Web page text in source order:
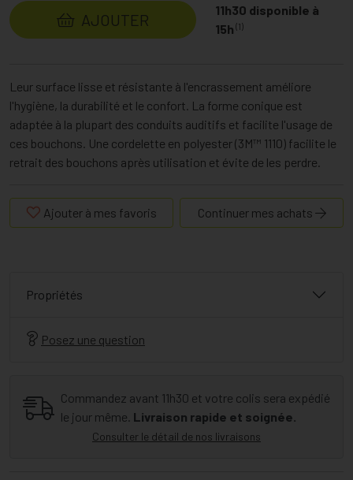
AJOUTER
11h30 disponible à
15h (1)
Leur surface lisse et résistante à l'encrassement améliore
l'hygiène, la durabilité et le confort. La forme conique est
adaptée à la plupart des conduits auditifs et facilite l'usage de
ces bouchons. Une cordelette en polyester (3M™ 1110) facilite le
retrait des bouchons après utilisation et évite de les perdre.
Ajouter à mes favoris Continuer mes achats
Propriétés
Posez une question
Commandez avant 11h30 et votre colis sera expédié
le jour même. Livraison rapide et soignée.
Consulter le détail de nos livraisons